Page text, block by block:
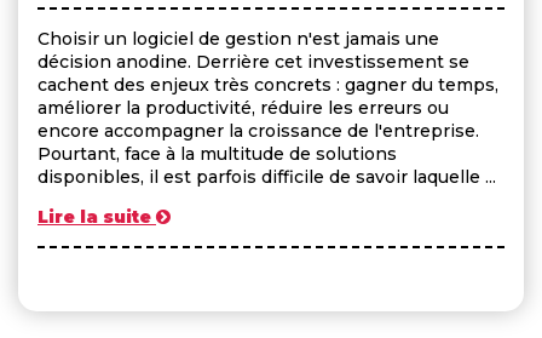
Choisir un logiciel de gestion n'est jamais une
décision anodine. Derrière cet investissement se
cachent des enjeux très concrets : gagner du temps,
améliorer la productivité, réduire les erreurs ou
encore accompagner la croissance de l'entreprise.
Pourtant, face à la multitude de solutions
disponibles, il est parfois difficile de savoir laquelle ...
Lire la suite